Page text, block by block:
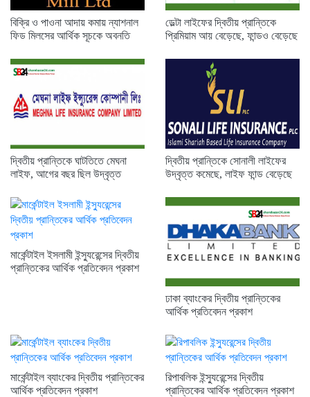
বাজারে অস্থিরতা, মনিটরিং বাড়ানোর
তাগিদ বাজারসংশ্লিষ্টদের
শেয়ার বিক্রির ঘোষণা কর্পোরেট
চট্টগ্রামে কারখানা বন্ধের খবরের পর
ডিএসইকে ব্যাখ্যা দিল এস আলম কোল্ড
রোল্ড স্টিল
ইউরোপে সম্প্রসারণ কৌশলে নতুন
মাইলফলক, পর্তুগালে রেনাটার প্রথম
বিক্রি ও পাওনা আদায় কমায় ন্যাশনাল
ফিড মিলসের আর্থিক সূচকে অবনতি
বিক্রি ও পাওনা আদায় কমায় ন্যাশনাল
ফিড মিলসের আর্থিক সূচকে অবনতি
ডেল্টা লাইফের দ্বিতীয় প্রান্তিকে
প্রিমিয়াম আয় বেড়েছে, ফান্ডও বেড়েছে
দ্বিতীয় প্রান্তিকে ঘাটতিতে মেঘনা
লাইফ, আগের বছর ছিল উদ্বৃত্ত
দ্বিতীয় প্রান্তিকে সোনালী লাইফের
উদ্বৃত্ত কমেছে, লাইফ ফান্ড বেড়েছে
মার্কেন্টাইল ইসলামী ইন্স্যুরেন্সের দ্বিতীয়
প্রান্তিকের আর্থিক প্রতিবেদন প্রকাশ
ঢাকা ব্যাংকের দ্বিতীয় প্রান্তিকের
আর্থিক প্রতিবেদন প্রকাশ
মার্কেন্টাইল ব্যাংকের দ্বিতীয় প্রান্তিকের
আর্থিক প্রতিবেদন প্রকাশ
রিপাবলিক ইন্স্যুরেন্সের দ্বিতীয়
প্রান্তিকের আর্থিক প্রতিবেদন প্রকাশ